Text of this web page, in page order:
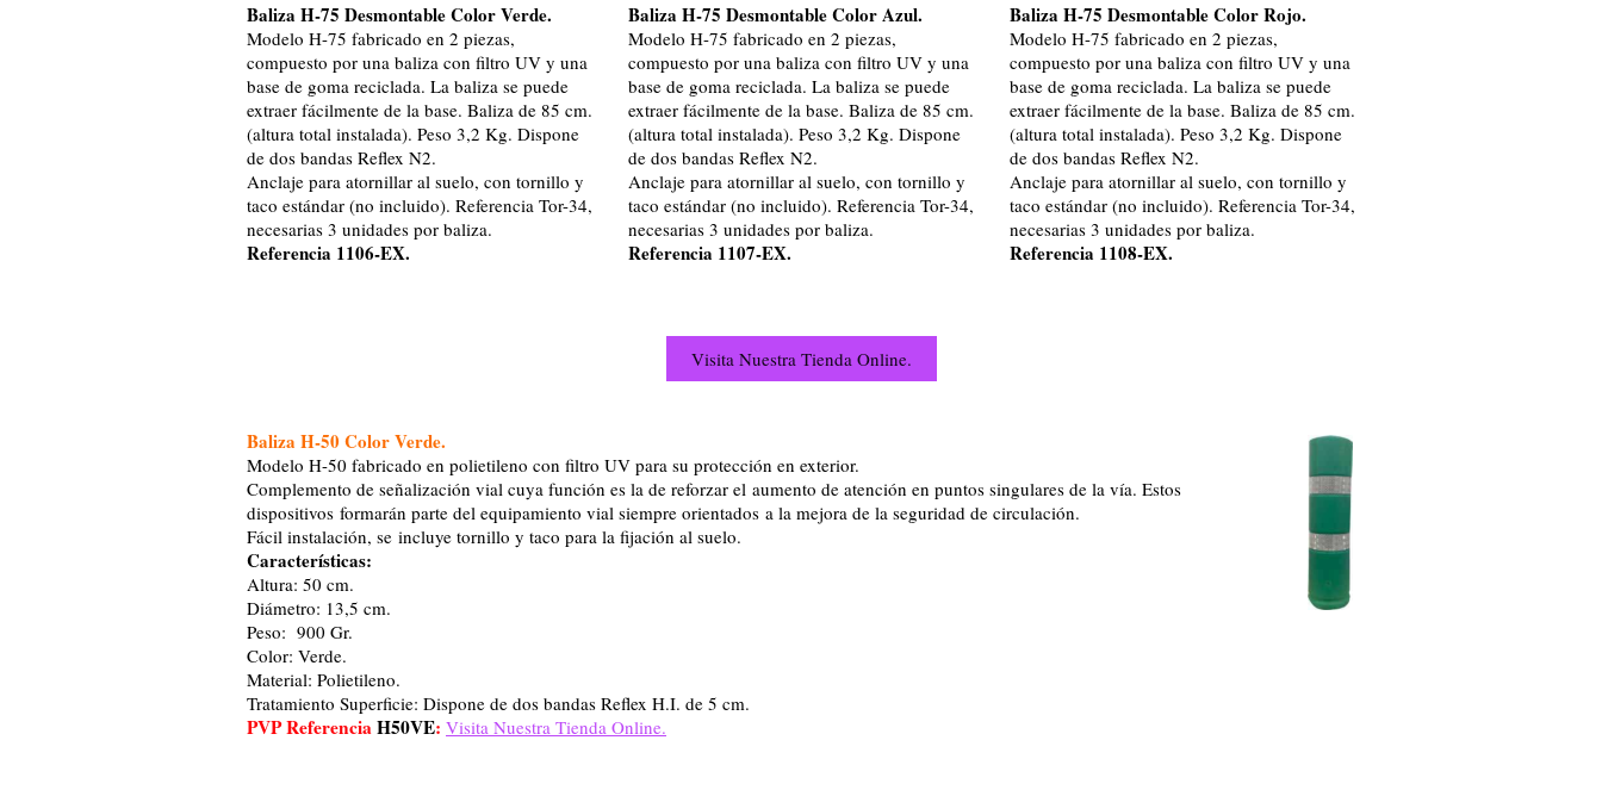
Baliza H-75 Desmontable Color Verde.
Modelo H-75 fabricado en 2 piezas,
compuesto por una baliza con filtro UV y una
base de goma reciclada. La baliza se puede
extraer fácilmente de la base. Baliza de 85 cm.
(altura total instalada). Peso 3,2 Kg. Dispone
de dos bandas Reflex N2.
Anclaje para atornillar al suelo, con tornillo y
taco estándar (no incluido). Referencia Tor-34,
necesarias 3 unidades por baliza.
Referencia 1106-EX.
Baliza H-75 Desmontable Color Azul.
Modelo H-75 fabricado en 2 piezas,
compuesto por una baliza con filtro UV y una
base de goma reciclada. La baliza se puede
extraer fácilmente de la base. Baliza de 85 cm.
(altura total instalada). Peso 3,2 Kg. Dispone
de dos bandas Reflex N2.
Anclaje para atornillar al suelo, con tornillo y
taco estándar (no incluido). Referencia Tor-34,
necesarias 3 unidades por baliza.
Referencia 1107-EX.
Baliza H-75 Desmontable Color Rojo.
Modelo H-75 fabricado en 2 piezas,
compuesto por una baliza con filtro UV y una
base de goma reciclada. La baliza se puede
extraer fácilmente de la base. Baliza de 85 cm.
(altura total instalada). Peso 3,2 Kg. Dispone
de dos bandas Reflex N2.
Anclaje para atornillar al suelo, con tornillo y
taco estándar (no incluido). Referencia Tor-34,
necesarias 3 unidades por baliza.
Referencia 1108-EX.
Visita Nuestra Tienda Online.
Baliza H-50 Color Verde.
Modelo H-50 fabricado en polietileno con filtro UV para su protección en exterior.
Complemento de señalización vial cuya función es la de reforzar el aumento de atención en puntos singulares de la vía. Estos
dispositivos formarán parte del equipamiento vial siempre orientados a la mejora de la seguridad de circulación.
Fácil instalación, se incluye tornillo y taco para la fijación al suelo.
Características:
Altura: 50 cm.
Diámetro: 13,5 cm.
Peso: 900 Gr.
Color: Verde.
Material: Polietileno.
Tratamiento Superficie: Dispone de dos bandas Reflex H.I. de 5 cm.
PVP ReferenciaH50VE: Visita Nuestra Tienda Online.